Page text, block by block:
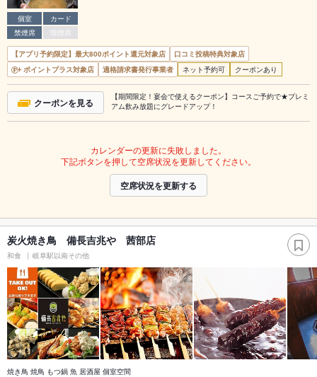
個室
カード
禁煙席
喫煙席
【アプリ予約限定】最大800ポイント還元対象店
口コミ投稿特典対象店
ポイントプラス対象店
適格請求書発行事業者 ネット予約可 クーポンあり
クーポンを見る
【期間限定！宴会で使えるクーポン】コースご予約で★プレミ
アム飲み放題にグレードアップ！
カレンダーの更新に失敗しました。
下記ボタンを押して空席状況を更新してください。
空席状況を更新する
炭火焼き鳥 備長吉兆や 茜部店
和食 岐阜駅以南その他
焼き鳥 焼鳥 もつ鍋 魚 居酒屋 個室空間